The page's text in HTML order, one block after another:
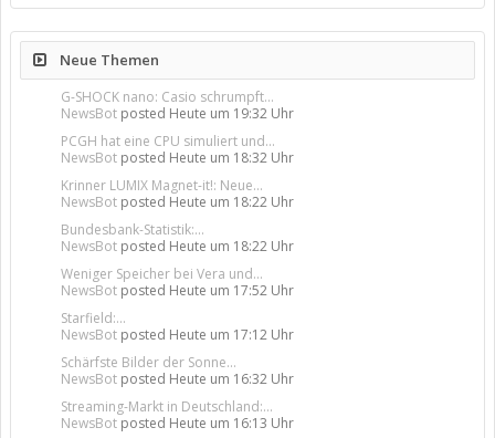
Neue Themen
G-SHOCK nano: Casio schrumpft...
NewsBot posted Heute um 19:32 Uhr
PCGH hat eine CPU simuliert und...
NewsBot posted Heute um 18:32 Uhr
Krinner LUMIX Magnet-it!: Neue...
NewsBot posted Heute um 18:22 Uhr
Bundesbank-Statistik:...
NewsBot posted Heute um 18:22 Uhr
Weniger Speicher bei Vera und...
NewsBot posted Heute um 17:52 Uhr
Starfield:...
NewsBot posted Heute um 17:12 Uhr
Schärfste Bilder der Sonne...
NewsBot posted Heute um 16:32 Uhr
Streaming-Markt in Deutschland:...
NewsBot posted Heute um 16:13 Uhr